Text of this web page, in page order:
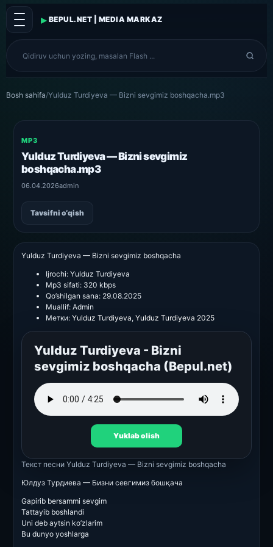
▸ BEPUL.NET | MEDIA MARKAZ
Bosh sahifa/Yulduz Turdiyeva — Bizni sevgimiz boshqacha.mp3
MP3
Yulduz Turdiyeva — Bizni sevgimiz
boshqacha.mp3
06.04.2026admin
Tavsifni o‘qish
Yulduz Turdiyeva — Bizni sevgimiz boshqacha
Ijrochi: Yulduz Turdiyeva
Mp3 sifati: 320 kbps
Qo’shilgan sana: 29.08.2025
Muallif: Admin
Метки: Yulduz Turdiyeva, Yulduz Turdiyeva 2025
Yulduz Turdiyeva - Bizni
sevgimiz boshqacha (Bepul.net)
Yuklab olish
Текст песни Yulduz Turdiyeva — Bizni sevgimiz boshqacha
Юлдуз Турдиева — Бизни севгимиз бошқача
Gapirib bersammi sevgim
Tattayib boshlandi
Uni deb aytsin ko’zlarim
Bu dunyo yoshlarga